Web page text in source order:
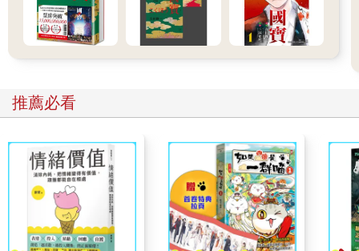
推薦必看